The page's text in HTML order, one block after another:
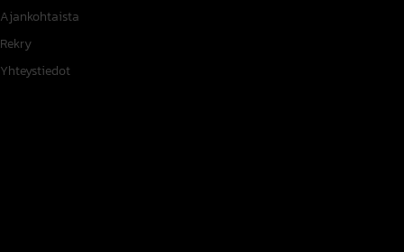
Ajankohtaista
Rekry
Yhteystiedot